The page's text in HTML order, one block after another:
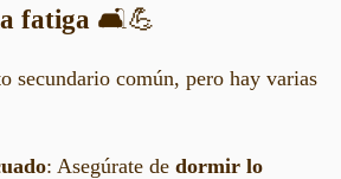
fatiga 🛋️💪
secundario común, pero hay varias
: Asegúrate de dormir lo